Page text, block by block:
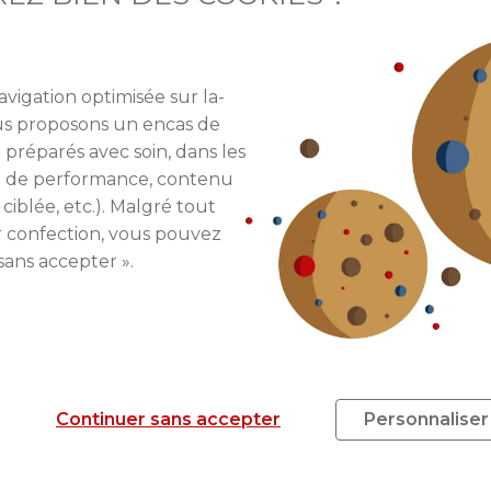
tous les trois ans, contre 10 auparavant. Et
les
au moment du renouvellement
. Depuis le 1er
territoriales.
différentes.Ainsi, assister à des colloques
heures. Le contenu de la formation portera sur
plus techniques (construction, habitation,
optimisée sur la-
proposons un encas de
avec soin, dans les
de performance, contenu
etc.). Malgré tout
confection, vous pouvez
accepter ».
Continuer sans accepter Personnaliser